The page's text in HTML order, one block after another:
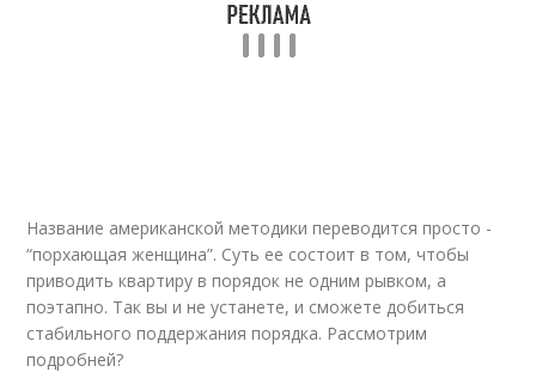
Название американской методики переводится просто -
“порхающая женщина”. Суть ее состоит в том, чтобы
приводить квартиру в порядок не одним рывком, а
поэтапно. Так вы и не устанете, и сможете добиться
стабильного поддержания порядка. Рассмотрим
подробней?